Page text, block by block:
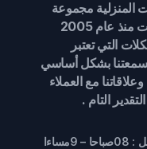
المنزلية مجموعة
واسعة من المنتجات منذ عام 2005
التي تعتبر
سمعتنا بشكل أساسي
مع العملاء
التام .